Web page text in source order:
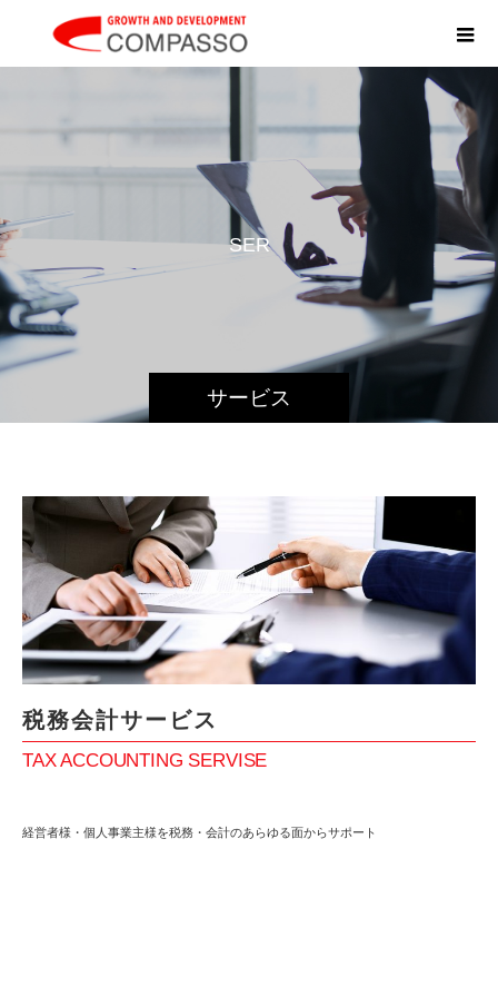
サービス
SERV
税務会計サービス
TAX ACCOUNTING SERVISE
経営者様・個人事業主様を税務・会計のあらゆる面からサポート